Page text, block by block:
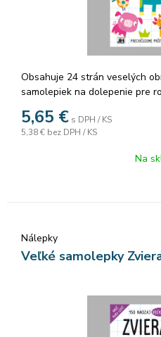
Obsahuje 24 strán veselých
samolepiek na dolepenie pre
5,65 € s DPH / KS
5,38 € bez DPH / KS
Na
Nálepky
Veľké samolepky